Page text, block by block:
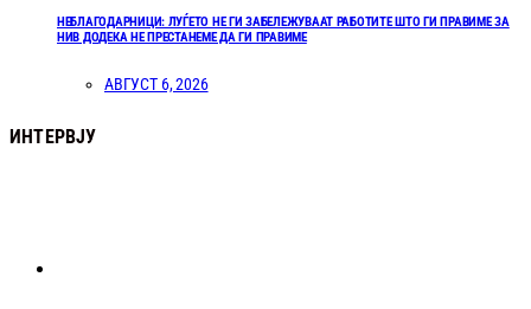
НЕБЛАГОДАРНИЦИ: ЛУЃЕТО НЕ ГИ ЗАБЕЛЕЖУВААТ РАБОТИТЕ ШТО ГИ ПРАВИМЕ ЗА
НИВ ДОДЕКА НЕ ПРЕСТАНЕМЕ ДА ГИ ПРАВИМЕ
АВГУСТ 6, 2026
ИНТЕРВЈУ